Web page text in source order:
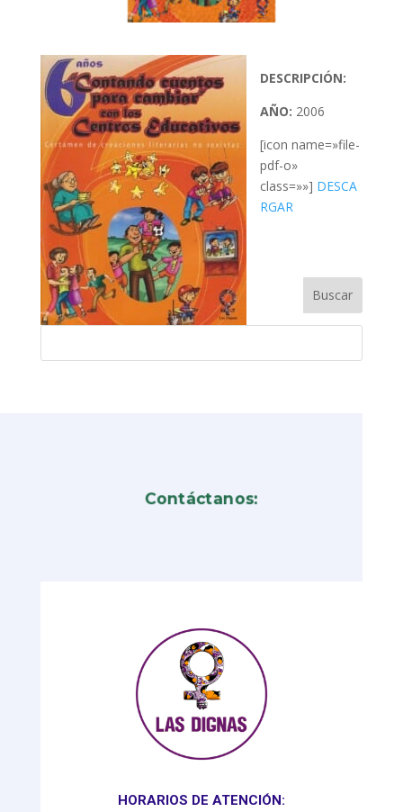
DESCRIPCIÓN:
AÑO: 2006
[icon name=»file-
pdf-o»
class=»»] DESCA
RGAR
Contáctanos:
HORARIOS DE ATENCIÓN: